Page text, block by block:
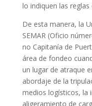
lo indiquen las
De esta manera, la
SEMAR (Oficio
no Capitanía de
área de fondeo
un lugar de atraque
abordaje de la
medios logísticos, la
aligeramiento de